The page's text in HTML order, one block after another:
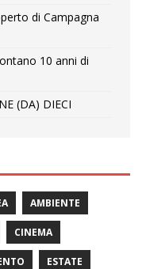
di Campagna
10 anni di
(DA) DIECI
AMBIENTE
CINEMA
ESTATE